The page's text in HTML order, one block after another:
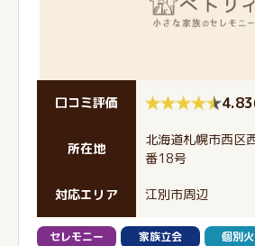
口コミ評価 4.83
所在地
北海道札幌市西区
番18号
対応エリア 江別市周辺
セレモニー 家族立会 個別